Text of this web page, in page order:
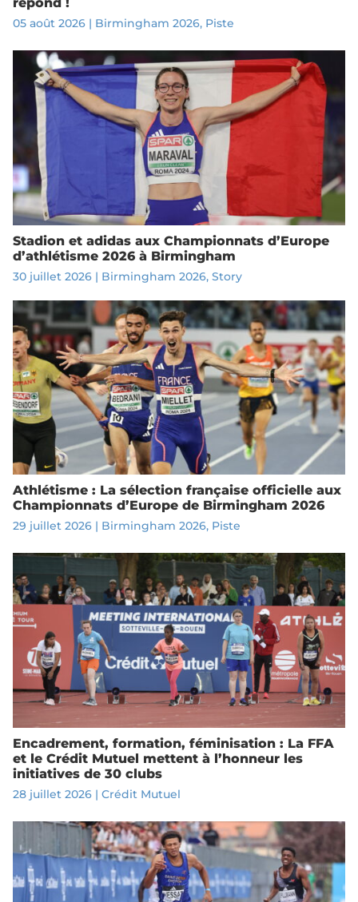
05 août 2026| Birmingham 2026, Piste
Stadion et adidas aux Championnats d’Europe
d’athlétisme 2026 à Birmingham
30 juillet 2026| Birmingham 2026, Story
Athlétisme : La sélection française officielle aux
Championnats d’Europe de Birmingham 2026
29 juillet 2026| Birmingham 2026, Piste
Encadrement, formation, féminisation : La FFA
et le Crédit Mutuel mettent à l’honneur les
initiatives de 30 clubs
28 juillet 2026| Crédit Mutuel